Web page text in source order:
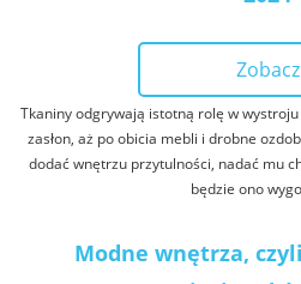
Zobacz
Tkaniny odgrywają istotną rolę w
zasłon, aż po obicia mebli i drobne
dodać wnętrzu przytulności, nadać mu
będzie ono
Modne wnętrza,